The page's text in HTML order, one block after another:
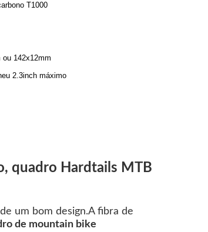
T1000
ou 142x12mm
2.3inch máximo
quadro Hardtails MTB
um bom design.A fibra de
de mountain bike